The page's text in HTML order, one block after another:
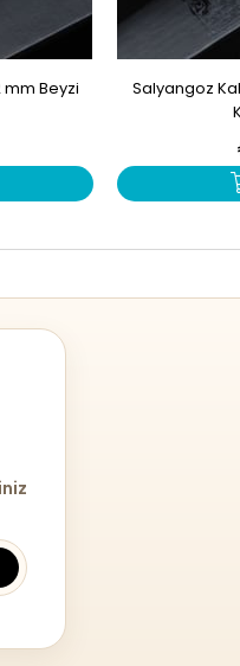
mm Beyzi
Salyangoz